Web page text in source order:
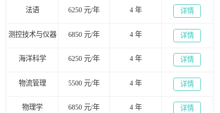
法语 6250 元/年 4 年 详情
测控技术与仪器 6850 元/年 4 年 详情
海洋科学 6250 元/年 4 年 详情
物流管理 5500 元/年 4 年 详情
物理学 6850 元/年 4 年 详情